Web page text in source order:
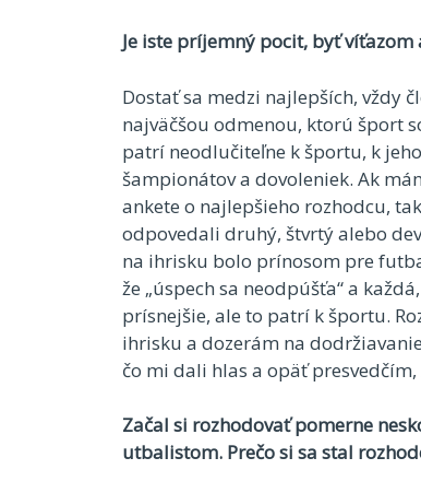
Je iste príjemný pocit, byť víťazom
Dostať sa medzi najlepších, vždy
najväčšou odmenou, ktorú šport
patrí neodlučiteľne k športu, k
šampionátov a dovoleniek. Ak
ankete o najlepšieho rozhodcu,
odpovedali druhý, štvrtý alebo
na ihrisku bolo prínosom pre
že „úspech sa neodpúšťa“ a
prísnejšie, ale to patrí k športu.
ihrisku a dozerám na
čo mi dali hlas a opäť
Začal si rozhodovať pomerne
utbalistom. Prečo si sa stal